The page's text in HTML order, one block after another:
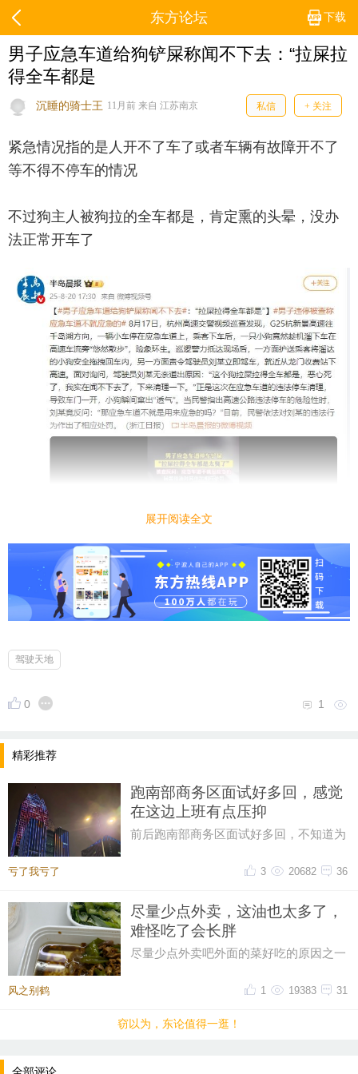
下载
东方论坛
男子应急车道给狗铲屎称闻不下去：“拉屎拉
得全车都是
沉睡的骑士王 11月前 来自 江苏南京 私信 + 关注
紧急情况指的是人开不了车了或者车辆有故障开不了
等不得不停车的情况
不过狗主人被狗拉的全车都是，肯定熏的头晕，没办
法正常开车了
展开阅读全文
驾驶天地
0 1
精彩推荐
跑南部商务区面试好多回，感觉
在这边上班有点压抑
前后跑南部商务区面试好多回，不知道为
片密集写字楼自带压抑感，上下
亏了我亏了 36
20682
3
尽量少点外卖，这油也太多了，
难怪吃了会长胖
尽量少点外卖吧外面的菜好吃的原因之一
风之别鹤 31
19383
1
窃以为，东论值得一逛！
全部评论